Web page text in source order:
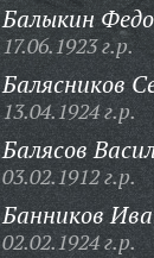
Балыкин
17.06.1923 г.р.
Балясников
13.04.1924 г.р.
Балясов
03.02.1912 г.р.
Банников
02.02.1924 г.р.